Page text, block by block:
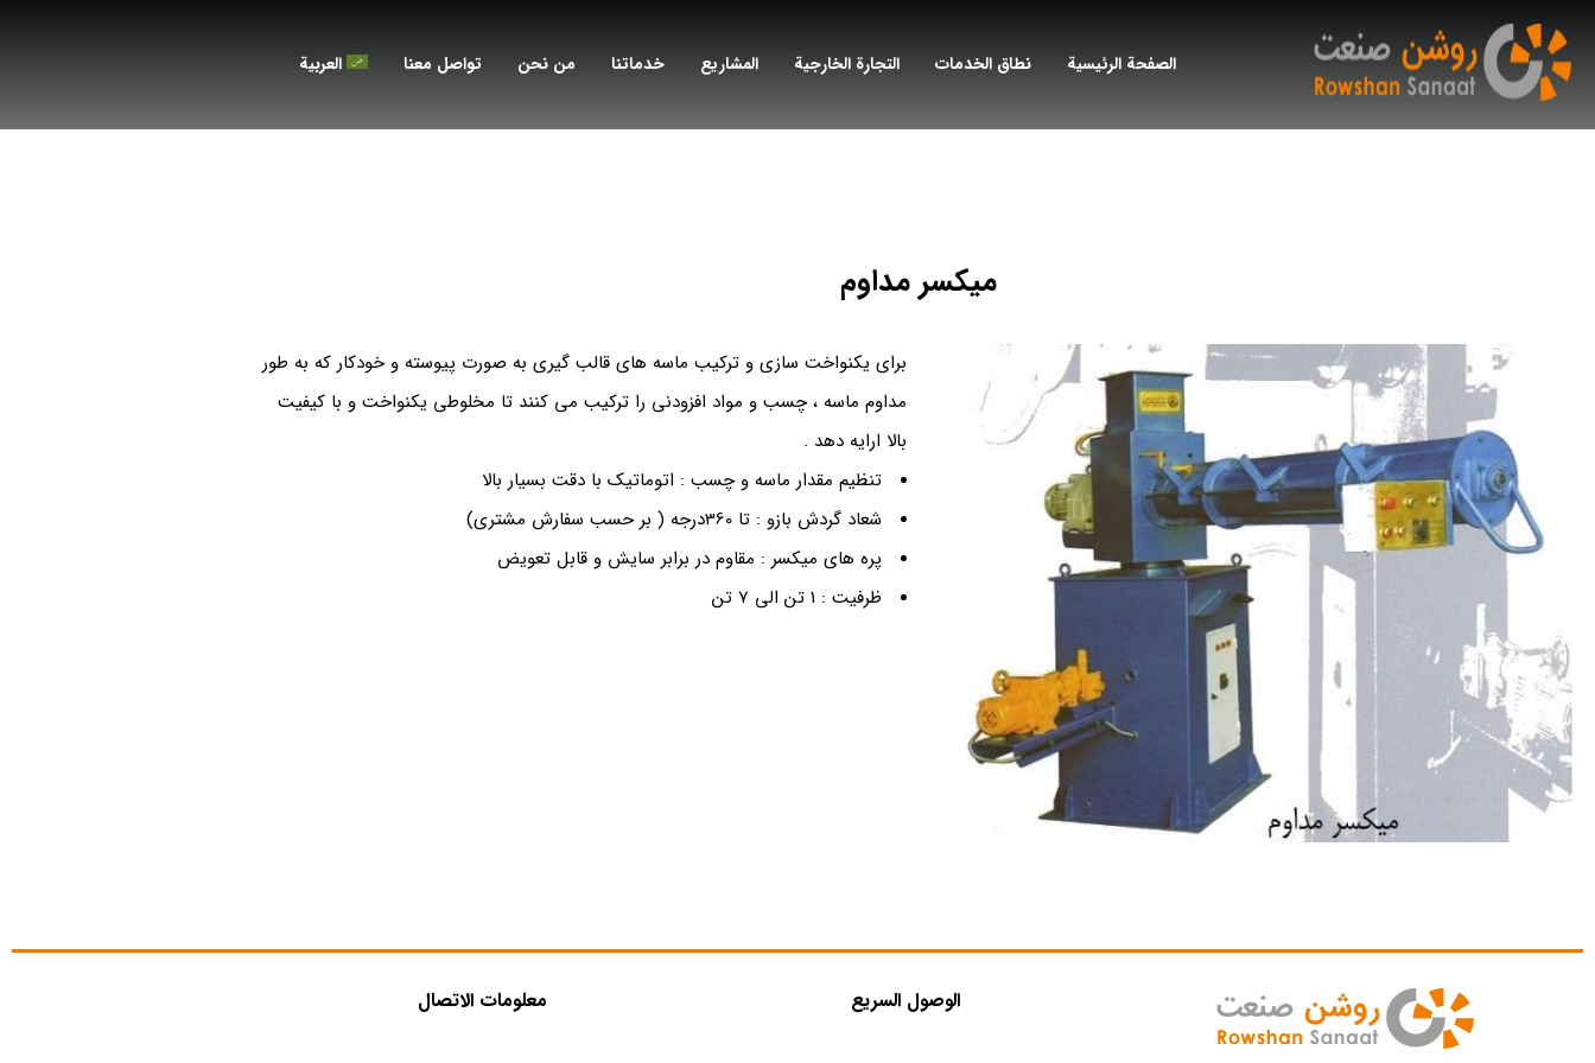
الصفحة الرئيسية نطاق الخدمات التجارة الخارجية المشاریع خدماتنا من نحن تواصل معنا العربية
میکسر مداوم
برای یکنواخت سازی و ترکیب ماسه های قالب گیری به صورت پیوسته و خودکار که به طور
مداوم ماسه ، چسب و مواد افزودنی را ترکیب می کنند تا مخلوطی یکنواخت و با کیفیت
بالا ارایه دهد .
تنظیم مقدار ماسه و چسب : اتوماتیک با دقت بسیار بالا
شعاد گردش بازو : تا 360درجه ( بر حسب سفارش مشتری)
پره های میکسر : مقاوم در برابر سایش و قابل تعویض
ظرفیت : 1 تن الی 7 تن
الوصول السريع معلومات الاتصال